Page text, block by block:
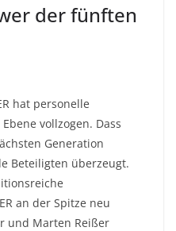
der fünften
hat personelle
vollzogen. Dass
Generation
Beteiligten überzeugt.
an der Spitze neu
und Marten Reißer